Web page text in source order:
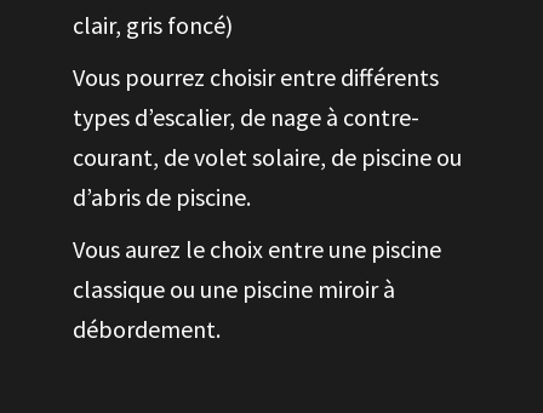
clair, gris foncé)
Vous pourrez choisir entre différents
types d’escalier, de nage à contre-
courant, de volet solaire, de piscine ou
d’abris de piscine.
Vous aurez le choix entre une piscine
classique ou une piscine miroir à
débordement.